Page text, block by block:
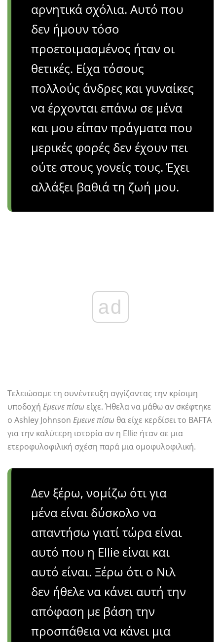
αρνητικά σχόλια. Αυτό που
δεν ήμουν τόσο
προετοιμασμένος ήταν οι
θετικές. Είχα τόσους
πολλούς άνδρες και γυναίκες
να έρχονται επάνω σε μένα
και μου είπαν πράγματα που
μερικές φορές δεν έχουν πει
ούτε στους γονείς τους. Έχει
αλλάξει βαθιά τη ζωή μου.
ad
Τελειώσαμε τη συνέντευξη αγγίζοντας την κρίσιμη
υποδοχή Εμεινε πίσω είχε. Ήθελα να μάθω αν σκέφτηκε
ο Ashley Johnson Εμεινε πίσω θα είχε κερδίσει το BAFTA
για την καλύτερη ιστορία αν η Ellie ήταν σε μια
ετεροφυλοφιλική σχέση παρά μια ομοφυλοφιλική.
Δεν ξέρω, νομίζω ότι για
μένα είναι δύσκολο να
απαντήσω γιατί τώρα είναι
αυτό που η Ellie είναι και
αυτό είναι. Ξέρω ότι ο Νιλ
δεν ήθελε να κάνει αυτή την
απόφαση με βάση την
προσπάθεια να κάνει μια